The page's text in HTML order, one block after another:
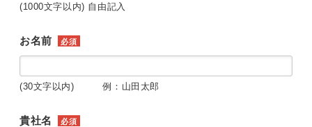
(1000文字以内) 自由記入
お名前 必須
(30文字以内) 例：山田太郎
貴社名 必須